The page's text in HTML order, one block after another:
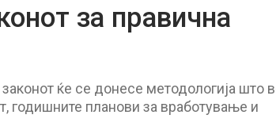
за правична
ќе се донесе методологија што
годишните планови за вработување и